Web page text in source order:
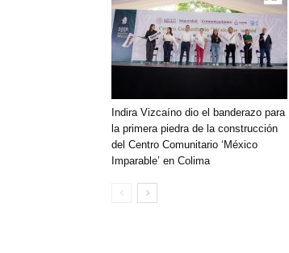
Indira Vizcaíno dio el banderazo para
la primera piedra de la construcción
del Centro Comunitario ‘México
Imparable’ en Colima